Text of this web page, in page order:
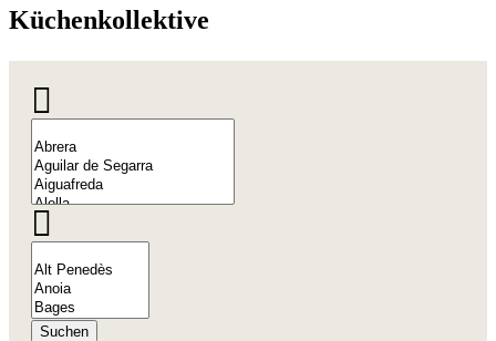
Küchenkollektive
Suchen